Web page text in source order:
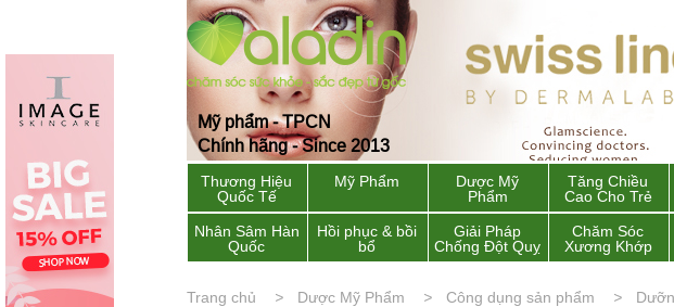
Mỹ phẩm - TPCN
Chính hãng - Since 2013
Thương Hiệu
Quốc Tế
Mỹ Phẩm
Dược Mỹ
Phẩm
Tăng Chiều
Cao Cho Trẻ
Nhân Sâm Hàn
Quốc
Hồi phục & bồi
bổ
Giải Pháp
Chống Đột Quỵ
Chăm Sóc
Xương Khớp
Trang chủ Dược Mỹ Phẩm Công dụng sản phẩm